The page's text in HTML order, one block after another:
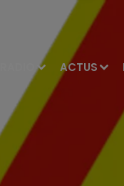
ACTUS